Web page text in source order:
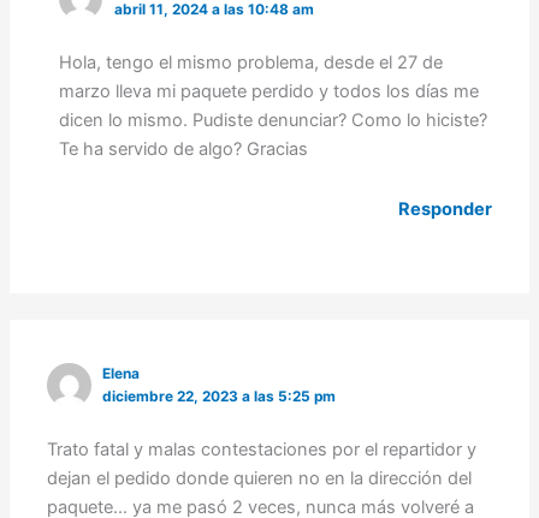
abril 11, 2024 a las 10:48 am
Hola, tengo el mismo problema, desde el 27 de
marzo lleva mi paquete perdido y todos los días me
dicen lo mismo. Pudiste denunciar? Como lo hiciste?
Te ha servido de algo? Gracias
Responder
Elena
diciembre 22, 2023 a las 5:25 pm
Trato fatal y malas contestaciones por el repartidor y
dejan el pedido donde quieren no en la dirección del
paquete… ya me pasó 2 veces, nunca más volveré a